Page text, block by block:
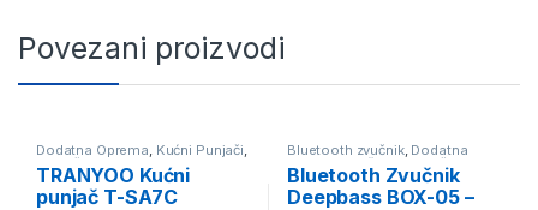
Povezani proizvodi
Dodatna Oprema Kućni Punjači
Punjači i Oprema
TRANYOO Kućni
punjač T-SA7C
Bluetooth zvučnik, Dodatna
Slušalice i zvučnici
Bluetooth Zvučnik
Deepbass BOX-05 –